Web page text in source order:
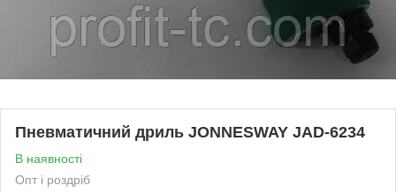
Пневматичний дриль JONNESWAY JAD-6234
В наявності
Опт і роздріб